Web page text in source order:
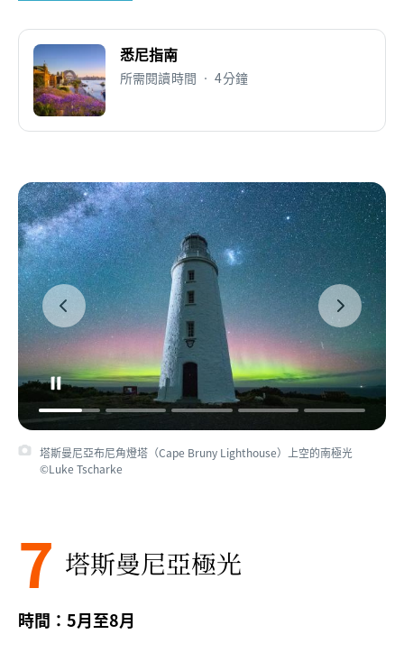
悉尼指南
所需閱讀時間 • 4分鐘
塔斯曼尼亞布尼角燈塔（Cape Bruny Lighthouse）上空的南極光
©Luke Tscharke
7 塔斯曼尼亞極光
時間：5月至8月